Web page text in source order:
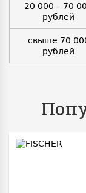
20 000 – 70
рублей
свыше 70
рублей